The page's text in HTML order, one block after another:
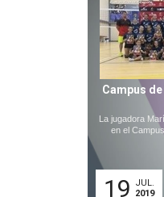
Campus
La jugadora
en el
19
JUL.
2019